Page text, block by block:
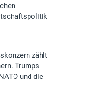
zählt
Trumps
und die